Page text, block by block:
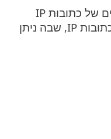
- אפשר להגדיר אוספים של כתובות IP
שיוצרים קבוצה לוגית אחת של כתובות IP, שבה ניתן